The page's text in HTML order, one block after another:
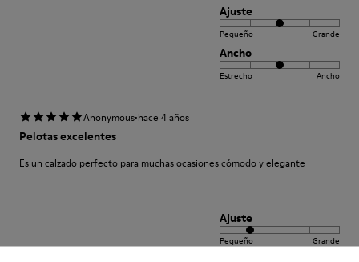
Ajuste
Pequeño Grande
Ancho
Estrecho Ancho
Anonymous·hace 4 años
Pelotas excelentes
Es un calzado perfecto para muchas ocasiones cómodo y elegante
Ajuste
Pequeño Grande